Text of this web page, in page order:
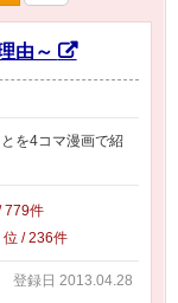
由～
を4コマ漫画で紹
779件
位 / 236件
登録日 2013.04.28